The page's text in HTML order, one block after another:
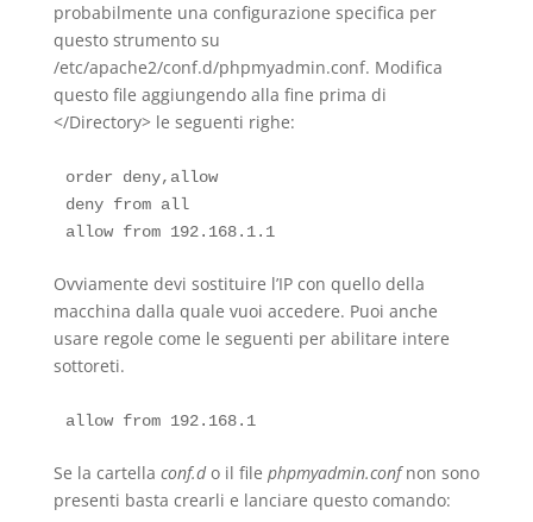
probabilmente una configurazione specifica per
questo strumento su
/etc/apache2/conf.d/phpmyadmin.conf. Modifica
questo file aggiungendo alla fine prima di
</Directory> le seguenti righe:
order deny,allow
deny from all
allow from 192.168.1.1
Ovviamente devi sostituire l’IP con quello della
macchina dalla quale vuoi accedere. Puoi anche
usare regole come le seguenti per abilitare intere
sottoreti.
allow from 192.168.1
Se la cartella conf.do il file phpmyadmin.confnon sono
presenti basta crearli e lanciare questo comando: